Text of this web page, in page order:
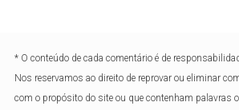
* O conteúdo de cada comentário é de
Nos reservamos ao direito de reprovar ou eliminar
com o propósito do site ou que contenham palavras